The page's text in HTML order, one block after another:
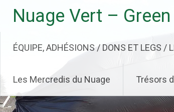
contenu
principal
Nuage Vert – Green
ÉQUIPE, ADHÉSIONS / DONS ET LEGS /
Les Mercredis du Nuage Trésors